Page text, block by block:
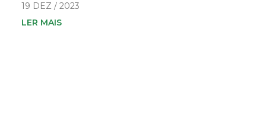
19 DEZ / 2023
LER MAIS